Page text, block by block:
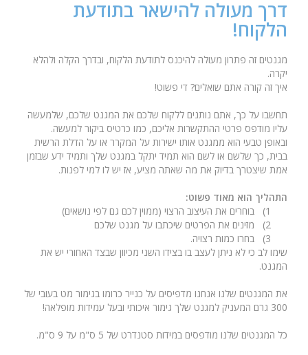
דרך מעולה להישאר בתודעת
הלקוח!
מגנטים זה פתרון מעולה להיכנס לתודעת הלקוח, ובדרך הקלה ולהלא
יקרה.
איך זה קורה אתם שואלים? די פשוט!
תחשבו על כך, אתם נותנים ללקוח שלכם את המגנט שלכם, שלמעשה
עליו מודפס פרטי ההתקשרות אליכם, כמו כרטיס ביקור למעשה.
ובאופן טבעי הוא ממגנט אותו ישירות על המקרר או על הדלת הרשית
בבית, כך שלשם או לשם הוא תמיד יתקל במגנט שלך ותמיד ידע שבזמן
אמת שיצטרך בדיוק את מה שאתה מציע, אז יש לו למי לפנות.
התהליך הוא מאוד פשוט:
1)
בוחרים את העיצוב הרצוי (ממוין לכם גם לפי נושאים)
2)
מזינים את הפרטים שיכתבו על מגנט שלכם
3)
בחרו כמות רצויה.
שימו לב כי לא ניתן לעצב בו בצידו השני מכיוון שבצד האחורי יש את
המגנט.
את המגנטים שלנו אנחנו מדפיסים על כנייר כרומו בגימור מט בעובי של
300 גרם המעניק למגנט שלך גימור איכותי ובעל עמידות מופלאה!
כל המגנטים שלנו מודפסים במידות סטנדרט של 5 ס"מ על 9 ס"מ.